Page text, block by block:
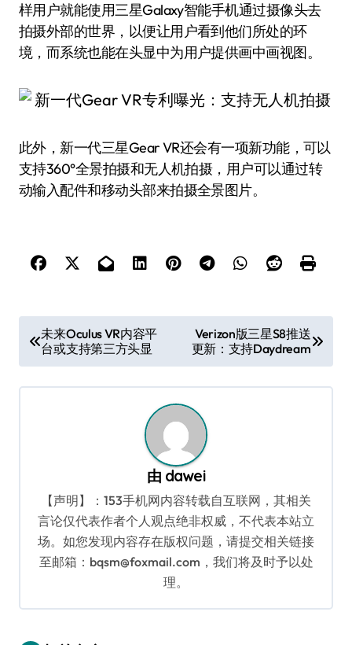
样用户就能使用三星Galaxy智能手机通过摄像头去
拍摄外部的世界，以便让用户看到他们所处的环
境，而系统也能在头显中为用户提供画中画视图。
此外，新一代三星Gear VR还会有一项新功能，可以
支持360°全景拍摄和无人机拍摄，用户可以通过转
动输入配件和移动头部来拍摄全景图片。
章
导
未来Oculus VR内容平
台或支持第三方头显
Verizon版三星S8推送
更新：支持Daydream
由 dawei
【声明】：153手机网内容转载自互联网，其相关
言论仅代表作者个人观点绝非权威，不代表本站立
场。如您发现内容存在版权问题，请提交相关链接
至邮箱：bqsm@foxmail.com，我们将及时予以处
理。